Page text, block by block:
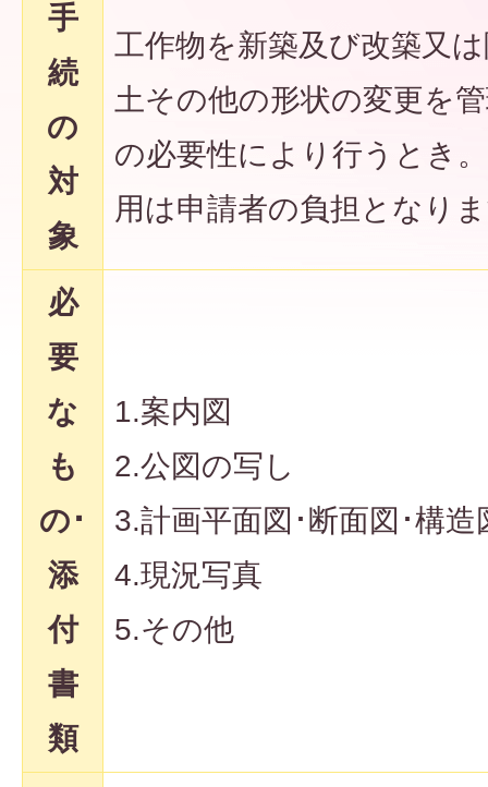
手
続
の
対
象
工作物を新築及び改築又
土その他の形状の変更を
の必要性により行うとき
用は申請者の負担となり
必
要
な
も
の･
添
付
書
類
1.案内図
2.公図の写し
3.計画平面図･断面図･構造
4.現況写真
5.その他